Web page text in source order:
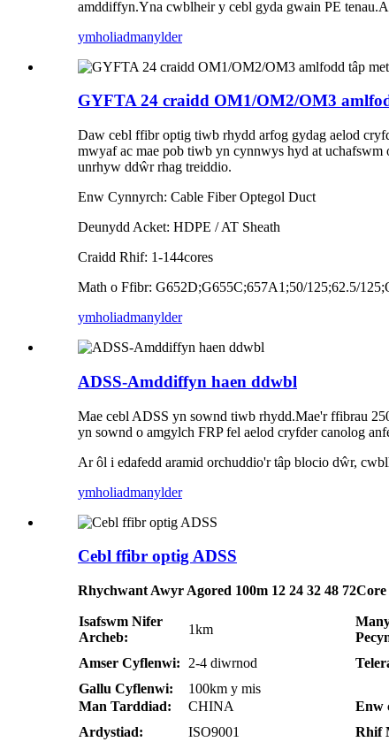
amddiffyn.Yna cwblheir y cebl gyda gwain PE
ymholiadmanylder
GYFTA 24 craidd OM1/OM2/OM3
Daw cebl ffibr optig tiwb rhydd arfog gydag aelod
mwyaf ac mae pob tiwb yn cynnwys hyd at
unrhyw ddŵr rhag treiddio.
Enw Cynnyrch: Cable Fiber Optegol Duct
Deunydd Acket: HDPE / AT Sheath
Craidd Rhif: 1-144cores
Math o Ffibr: G652D;G655C;657A1;50/125;62.5/
ymholiadmanylder
ADSS-Amddiffyn haen ddwbl
Mae cebl ADSS yn sownd tiwb rhydd.Mae'r ffibrau
yn sownd o amgylch FRP fel aelod cryfder canolog
Ar ôl i edafedd aramid orchuddio'r tâp blocio dŵr,
ymholiadmanylder
Cebl ffibr optig ADSS
Rhychwant Awyr Agored 100m 12 24 32 48
Isafswm Nifer
Archeb:
1km
Amser Cyflenwi: 2-4 diwrnod
Gallu Cyflenwi:
100km y mis
Man Tarddiad:
CHINA Enw
Ardystiad:
ISO9001 Rhif